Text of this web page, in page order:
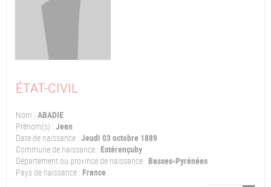
ÉTAT-CIVIL
Nom : ABADIE
Prénom(s) : Jean
Date de naissance : Jeudi 03 octobre 1889
Commune de naissance : Estérençuby
Département ou province de naissance : Basses-Pyrénées
Pays de naissance : France